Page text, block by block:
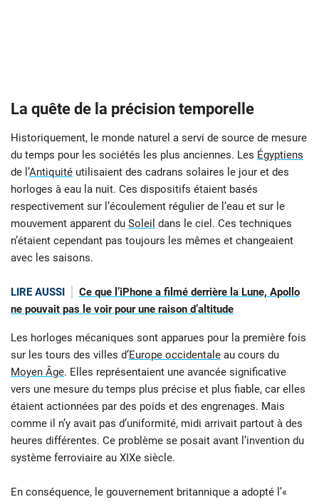
La quête de la précision temporelle
Historiquement, le monde naturel a servi de source de mesure
du temps pour les sociétés les plus anciennes. Les Égyptiens
de l’Antiquité utilisaient des cadrans solaires le jour et des
horloges à eau la nuit. Ces dispositifs étaient basés
respectivement sur l’écoulement régulier de l’eau et sur le
mouvement apparent du Soleil dans le ciel. Ces techniques
n’étaient cependant pas toujours les mêmes et changeaient
avec les saisons.
LIRE AUSSI
Ce que l’iPhone a filmé derrière la Lune, Apollo
ne pouvait pas le voir pour une raison d’altitude
Les horloges mécaniques sont apparues pour la première fois
sur les tours des villes d’Europe occidentale au cours du
Moyen Âge. Elles représentaient une avancée significative
vers une mesure du temps plus précise et plus fiable, car elles
étaient actionnées par des poids et des engrenages. Mais
comme il n’y avait pas d’uniformité, midi arrivait partout à des
heures différentes. Ce problème se posait avant l’invention du
système ferroviaire au XIXe siècle.
En conséquence, le gouvernement britannique a adopté l’«